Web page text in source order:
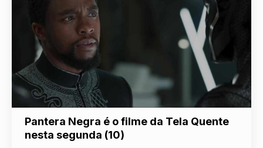
Pantera Negra é o filme da Tela Quente
nesta segunda (10)